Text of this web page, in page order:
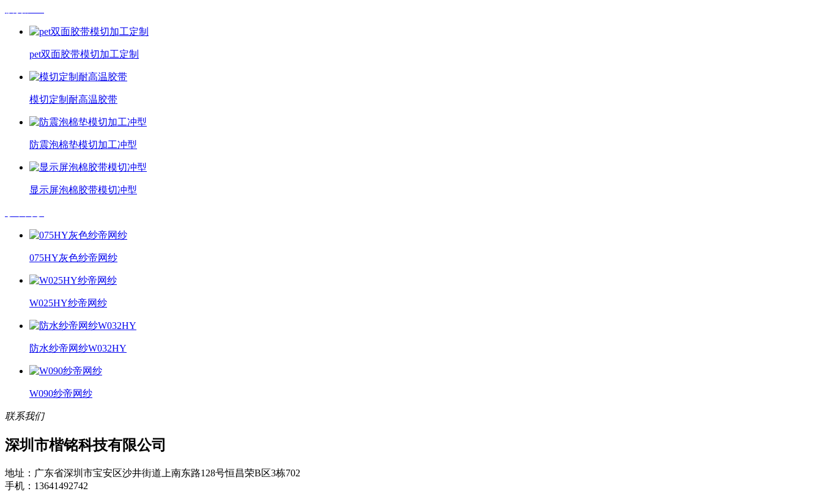
pet双面胶带模切加工定制
模切定制耐高温胶带
防震泡棉垫模切加工冲型
显示屏泡棉胶带模切冲型
075HY灰色纱帝网纱
W025HY纱帝网纱
防水纱帝网纱W032HY
W090纱帝网纱
联系我们
深圳市楷铭科技有限公司
地址：广东省深圳市宝安区沙井街道上南东路128号恒昌荣B区3栋702
手机：13641492742